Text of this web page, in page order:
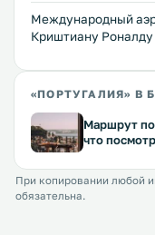
Международный
Криштиану
«ПОРТУГАЛИЯ» В
Маршрут по
что
При копировании любой
обязательна.